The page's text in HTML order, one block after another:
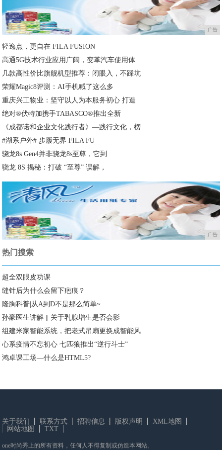
广告
轻逸点，更自在 FILA FUSION
高通5G技术行业应用广阔，变革汽车使用体
几款高性价比旗舰机型推荐：闭眼入，不踩坑
荣耀Magic8评测：AI手机喊了这么多
重庆兴工物业：坚守以人为本服务初心 打造
绝对®伏特加携手TABASCO®推出全新
《成都诺和企业文化践行者》—践行文化，榜
#湖系户外# 步履无界 FILA FU
骁龙8s Gen4并非骁龙8s至尊，它到
骁龙 8S 揭秘：打破 “至尊” 误解，
广告
热门搜索
超全双眼皮功课
缝针后为什么会留下疤痕？
隆胸科普|从A到D不是那么简单~
孙豪医生讲解 || 关于乳腺增生是否会影
组建米家智能系统，把老式吊扇更换成智能风
心系疫情不忘初心 七匹狼推出“逆行斗士”
鸿卓课工场—什么是HTML5?
关于我们 联系方式 招聘信息 版权声明
XML地图
网站地图
TXT
one时尚秀上的所有资料，任何人不得复制或仿造本网站。